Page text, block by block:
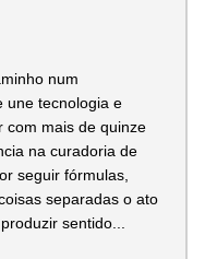
num
une tecnologia e
com mais de quinze
na curadoria de
seguir fórmulas,
separadas o ato
sentido...